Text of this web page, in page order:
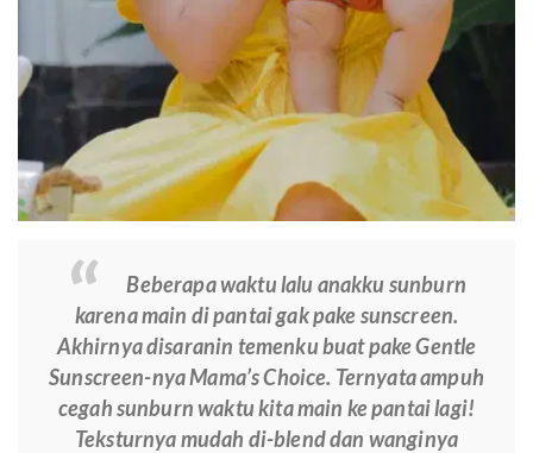
Beberapa waktu lalu anakku sunburn
karena main di pantai gak pake sunscreen.
Akhirnya disaranin temenku buat pake Gentle
Sunscreen-nya Mama’s Choice. Ternyata ampuh
cegah sunburn waktu kita main ke pantai lagi!
Teksturnya mudah di-blend dan wanginya